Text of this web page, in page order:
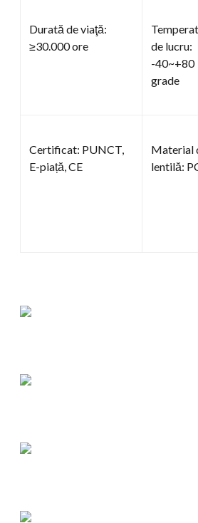
Durată de viaţă:
≥30.000 ore
de lucru:
-40~+80
grade
Certificat: PUNCT,
E-piață, CE
Material
lentilă: